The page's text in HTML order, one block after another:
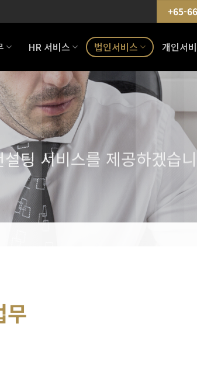
+65-
HR 서비스 법인서비스 개인서
팅 서비스를 제공하겠습
무